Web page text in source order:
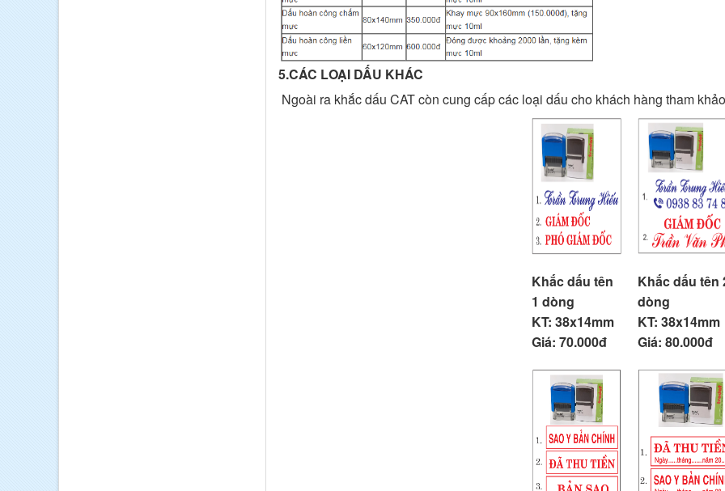
5.CÁC LOẠI DẤU KHÁC
Ngoài ra khắc dấu CAT còn cung cấp các loại dấu cho khách hàng tham
Khắc dấu tên
1 dòng
KT: 38x14mm
Giá: 70.000đ
Khắc dấu tên
dòng
KT: 38x14mm
Giá: 80.000đ